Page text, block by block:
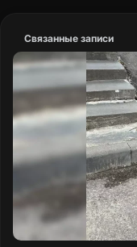
Связанные записи